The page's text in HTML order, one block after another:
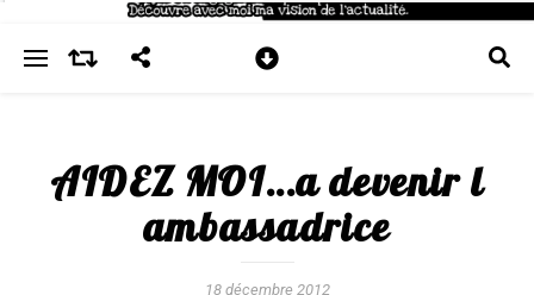
AIDEZ MOI…a devenir l
ambassadrice
18 décembre 2012